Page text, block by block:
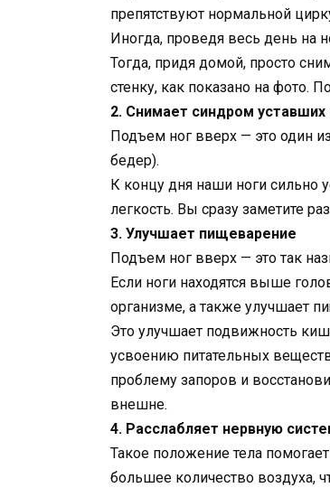
препятствуют нормальной
Иногда, проведя весь день на
Тогда, придя домой, просто
стенку, как показано на фото.
2. Снимает синдром уставших
Подъем ног вверх — это один
бедер).
К концу дня наши ноги сильно
легкость. Вы сразу заметите
3. Улучшает пищеварение
Подъем ног вверх — это так
Если ноги находятся выше
организме, а также улучшает
Это улучшает подвижность
усвоению питательных
проблему запоров и
внешне.
4. Расслабляет нервную
Такое положение тела
большее количество воздуха,